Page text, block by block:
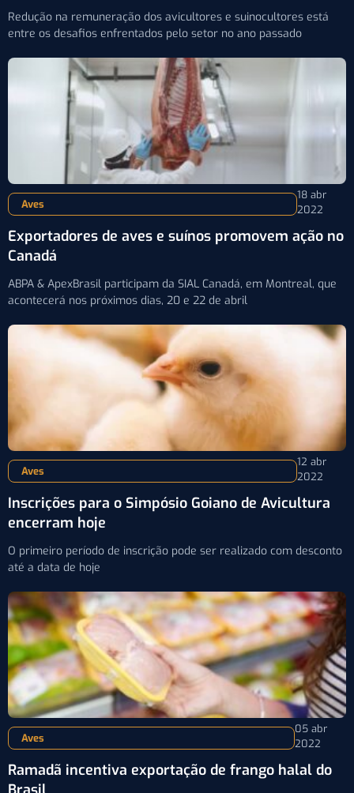
Redução na remuneração dos avicultores e suinocultores está
entre os desafios enfrentados pelo setor no ano passado
Aves
18 abr
2022
Exportadores de aves e suínos promovem ação no
Canadá
ABPA & ApexBrasil participam da SIAL Canadá, em Montreal, que
acontecerá nos próximos dias, 20 e 22 de abril
Aves
12 abr
2022
Inscrições para o Simpósio Goiano de Avicultura
encerram hoje
O primeiro período de inscrição pode ser realizado com desconto
até a data de hoje
Aves
05 abr
2022
Ramadã incentiva exportação de frango halal do